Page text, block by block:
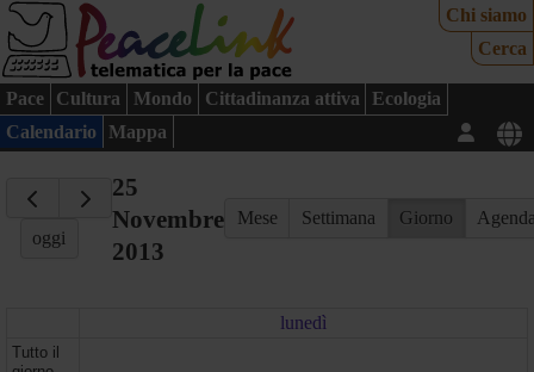
Chi siamo
Cerca
Pace Cultura Mondo Cittadinanza attiva
Ecologia
Calendario
Mappa
oggi
25
Novembre
2013
Mese Settimana Giorno
lunedì
Tutto il